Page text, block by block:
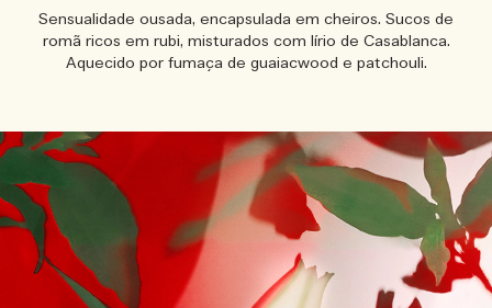
Sensualidade ousada, encapsulada em cheiros. Sucos de
romã ricos em rubi, misturados com lírio de Casablanca.
Aquecido por fumaça de guaiacwood e patchouli.